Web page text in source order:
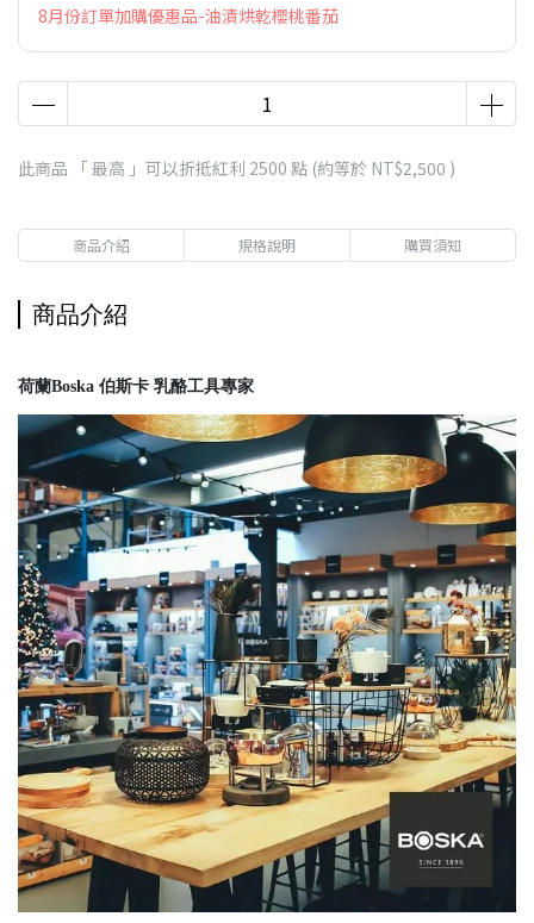
8月份訂單加購優惠品-油漬烘乾櫻桃番茄
此商品 「 最高 」可以折抵紅利 2500 點 (約等於 NT$2,500 )
商品介紹 規格說明 購買須知
商品介紹
荷蘭Boska 伯斯卡 乳酪工具專家